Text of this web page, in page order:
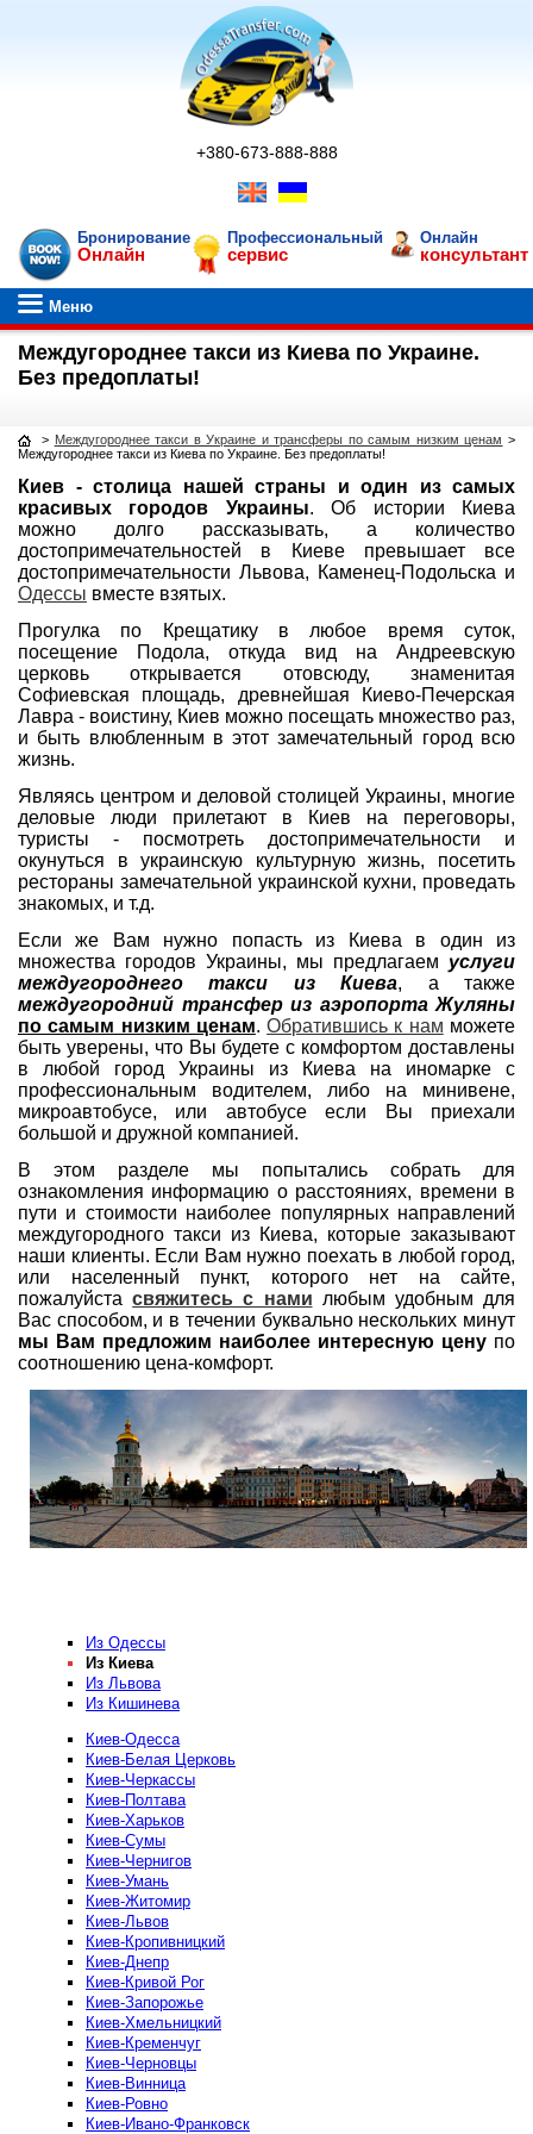
+380-673-888-888
Бронирование
Онлайн
Профессиональный
сервис
Онлайн
консультант
Меню
Междугороднее такси из Киева по Украине.
Без предоплаты!
> Междугороднее такси в Украине и трансферы по самым низким ценам >
Междугороднее такси из Киева по Украине. Без предоплаты!
Киев - столица нашей страны и один из самых
красивых городов Украины. Об истории Киева
можно долго рассказывать, а количество
достопримечательностей в Киеве превышает все
достопримечательности Львова, Каменец-Подольска и
Одессы вместе взятых.
Прогулка по Крещатику в любое время суток,
посещение Подола, откуда вид на Андреевскую
церковь открывается отовсюду, знаменитая
Софиевская площадь, древнейшая Киево-Печерская
Лавра - воистину, Киев можно посещать множество раз,
и быть влюбленным в этот замечательный город всю
жизнь.
Являясь центром и деловой столицей Украины, многие
деловые люди прилетают в Киев на переговоры,
туристы - посмотреть достопримечательности и
окунуться в украинскую культурную жизнь, посетить
рестораны замечательной украинской кухни, проведать
знакомых, и т.д.
Если же Вам нужно попасть из Киева в один из
множества городов Украины, мы предлагаем услуги
междугороднего такси из Киева, а также
междугородний трансфер из аэропорта Жуляны
по самым низким ценам.Обратившись к нам можете
быть уверены, что Вы будете с комфортом доставлены
в любой город Украины из Киева на иномарке с
профессиональным водителем, либо на минивене,
микроавтобусе, или автобусе если Вы приехали
большой и дружной компанией.
В этом разделе мы попытались собрать для
ознакомления информацию о расстояниях, времени в
пути и стоимости наиболее популярных направлений
междугородного такси из Киева, которые заказывают
наши клиенты. Если Вам нужно поехать в любой город,
или населенный пункт, которого нет на сайте,
пожалуйстасвяжитесь с нами любым удобным для
Вас способом, и в течении буквально нескольких минут
мы Вам предложим наиболее интересную цену по
соотношению цена-комфорт.
Из Одессы
Из Киева
Из Львова
Из Кишинева
Киев-Одесса
Киев-Белая Церковь
Киев-Черкассы
Киев-Полтава
Киев-Харьков
Киев-Сумы
Киев-Чернигов
Киев-Умань
Киев-Житомир
Киев-Львов
Киев-Кропивницкий
Киев-Днепр
Киев-Кривой Рог
Киев-Запорожье
Киев-Хмельницкий
Киев-Кременчуг
Киев-Черновцы
Киев-Винница
Киев-Ровно
Киев-Ивано-Франковск